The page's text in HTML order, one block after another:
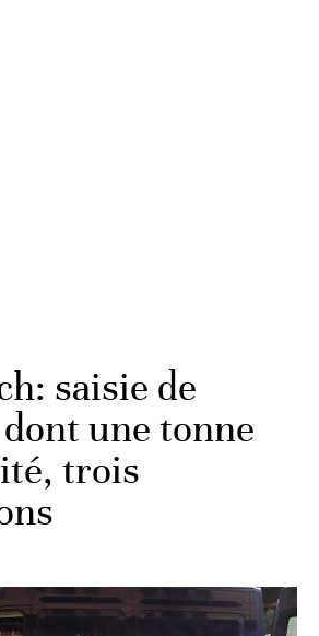
saisie de
une tonne
trois